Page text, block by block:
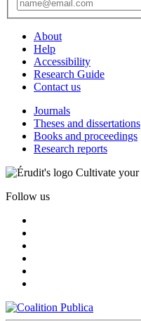
About
Help
Accessibility
Research Guide
Contact us
Journals
Theses and dissertations
Books and proceedings
Research reports
Cultivate
Follow us